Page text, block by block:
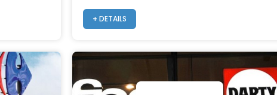
+ DETAILS